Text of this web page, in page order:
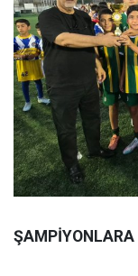
ŞAMPİYONLARA